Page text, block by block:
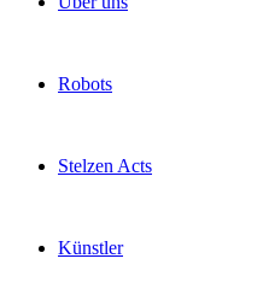
Robots
Stelzen Acts
Künstler